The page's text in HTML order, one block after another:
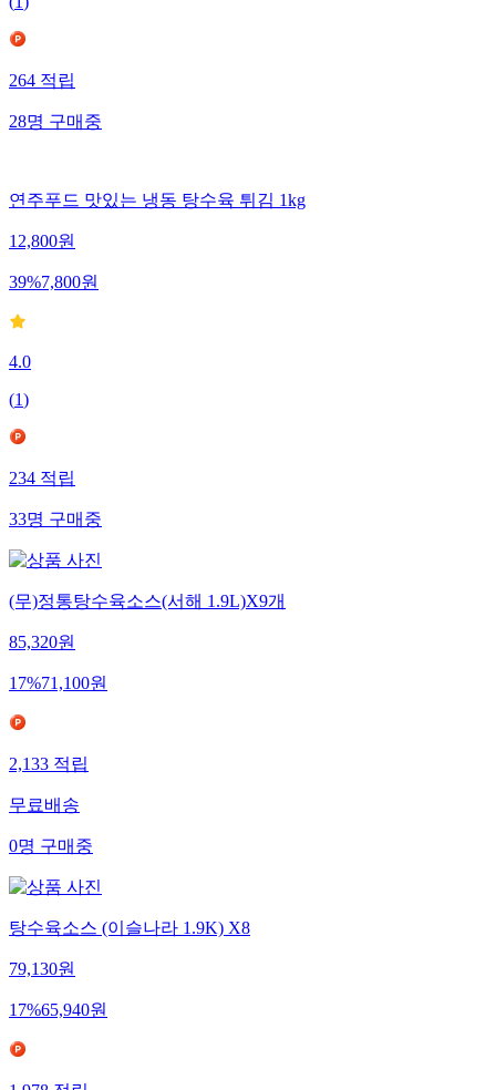
264 적립
28명 구매중
연주푸드 맛있는 냉동 탕수육 튀김 1kg
12,800원
39%7,800원
4.0
(1)
234 적립
33명 구매중
(무)정통탕수육소스(서해 1.9L)X9개
85,320원
17%71,100원
2,133 적립
무료배송
0명 구매중
탕수육소스 (이슬나라 1.9K) X8
79,130원
17%65,940원